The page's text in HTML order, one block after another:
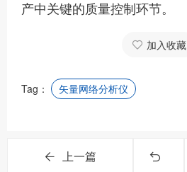
产中关键的质量控制环节。
加入收藏
Tag： 矢量网络分析仪
上一篇